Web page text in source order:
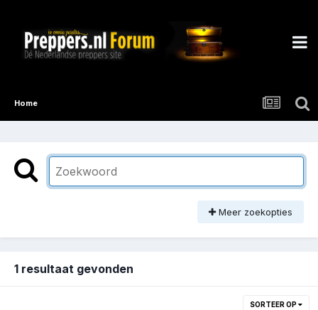
Home
Meer zoekopties
1 resultaat gevonden
SORTEER OP